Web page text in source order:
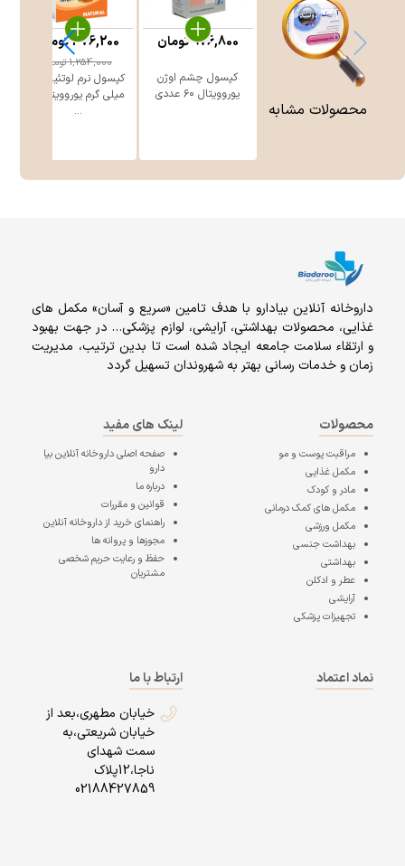
محصولات مشابه
کپسول چشم اوژن
یوروویتال ۶۰ عددی
976,800تومان
...
1,254,000تومان
376,200تومان
داروخانه آنلاين بيادارو با هدف تامين «سریع و آسان» مكمل هاى
غذايى، محصولات بهداشتى، آرايشى، لوازم پزشکی… در جهت بهبود
و ارتقاء سلامت جامعه ایجاد شده است تا بدین ترتیب، مدیریت
زمان و خدمات رسانی بهتر به شهروندان تسهیل گردد
محصولات
مراقبت پوست و مو
مکمل غذایی
مادر و کودک
مکمل های کمک درمانی
مکمل ورزشی
بهداشت جنسی
بهداشتی
عطر و ادکلن
آرایشی
تجهیزات پزشکی
لینک های مفید
صفحه اصلیداروخانه آنلاین بیا
دارو
درباره ما
قوانین و مقررات
راهنمای خرید از داروخانه آنلاین
مجوزها و پروانه ها
حفظ و رعایت حریم شخصی
مشتریان
نماد اعتماد
ارتباط با ما
خیابان مطهری،بعد از
خیابان شریعتی،به
سمت شهدای
ناجا،12پلاک
02188427859